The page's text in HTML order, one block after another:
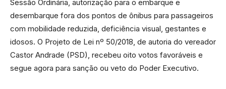
Sessão Ordinária, autorização para o embarque e
desembarque fora dos pontos de ônibus para passageiros
com mobilidade reduzida, deficiência visual, gestantes e
idosos. O Projeto de Lei nº 50/2018, de autoria do vereador
Castor Andrade (PSD), recebeu oito votos favoráveis e
segue agora para sanção ou veto do Poder Executivo.